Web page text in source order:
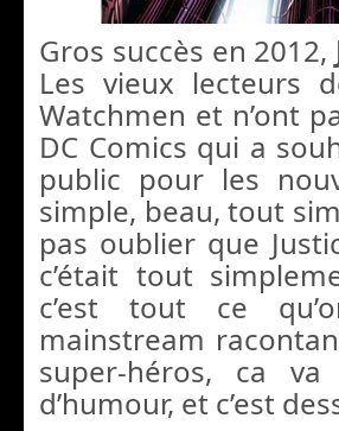
Gros succès en 2012,
Les vieux lecteurs
Watchmen et n’ont
DC Comics qui a
public pour les
simple, beau, tout
pas oublier que
c’était tout
c’est tout ce
mainstream
super-héros, ca
d’humour, et c’est